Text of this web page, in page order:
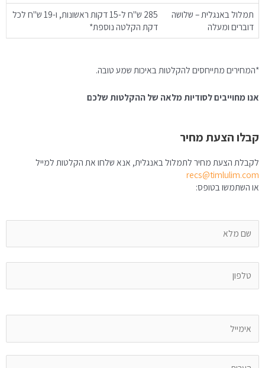
תמלול באנגלית – שלושה
דוברים ומעלה
285 ש"ח ל-15 דקות ראשונות, ו-19 ש"ח לכל
דקת הקלטה נוספת*
*המחירים מתייחסים להקלטות באיכות שמע טובה.
אנו מחוייבים לסודיות מלאה של ההקלטות שלכם
קבלו הצעת מחיר
לקבלת הצעת מחיר לתמלול באנגלית, אנא שלחו את הקלטות למייל
recs@timlulim.com
או השתמשו בטופס: